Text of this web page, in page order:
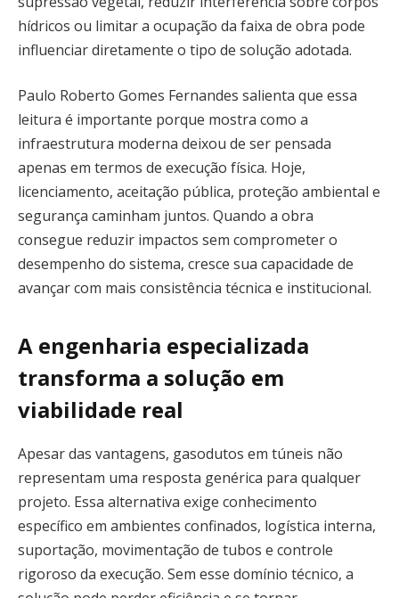
hídricos ou limitar a ocupação da faixa de obra pode
influenciar diretamente o tipo de solução adotada.
Paulo Roberto Gomes Fernandes salienta que essa
leitura é importante porque mostra como a
infraestrutura moderna deixou de ser pensada
apenas em termos de execução física. Hoje,
licenciamento, aceitação pública, proteção ambiental e
segurança caminham juntos. Quando a obra
consegue reduzir impactos sem comprometer o
desempenho do sistema, cresce sua capacidade de
avançar com mais consistência técnica e institucional.
A engenharia especializada
transforma a solução em
viabilidade real
Apesar das vantagens, gasodutos em túneis não
representam uma resposta genérica para qualquer
projeto. Essa alternativa exige conhecimento
específico em ambientes confinados, logística interna,
suportação, movimentação de tubos e controle
rigoroso da execução. Sem esse domínio técnico, a